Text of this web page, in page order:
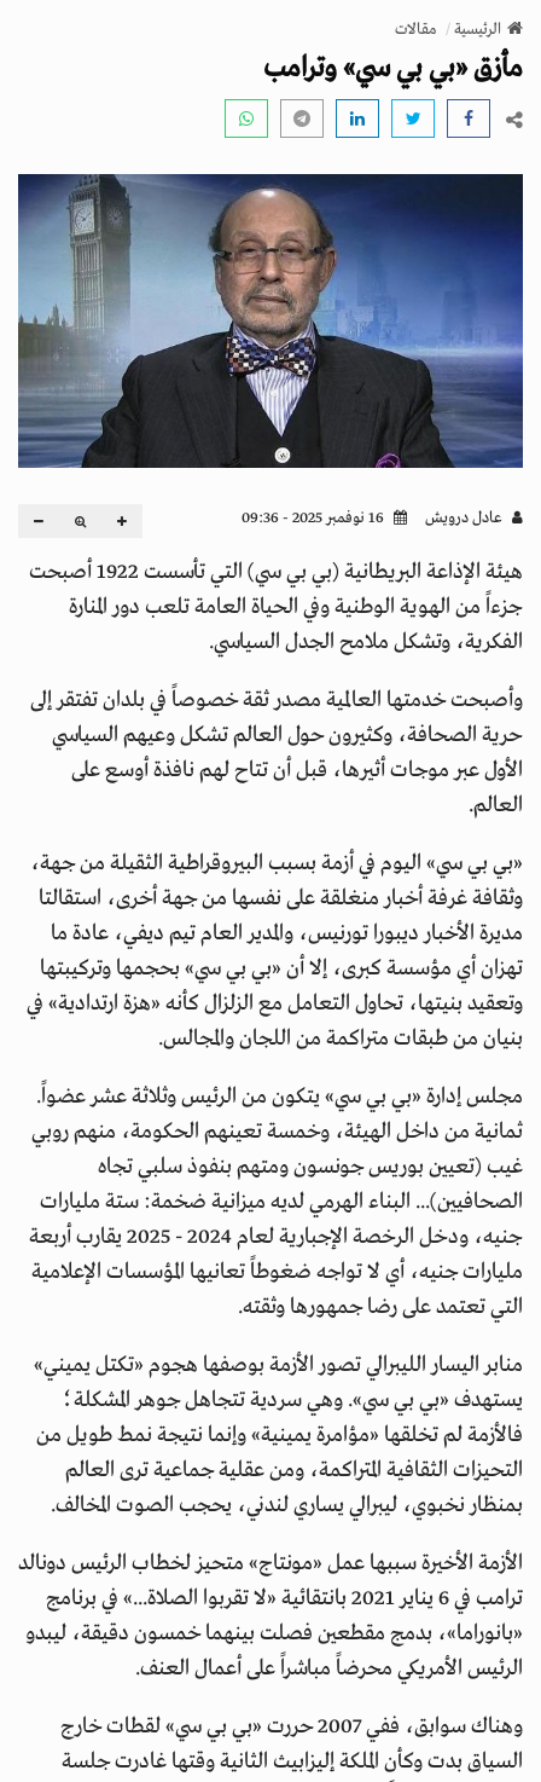
v
i
g
الرئيسية مقالات
مأزق «بي بي سي» وترامب
عادل درويش
هيئة الإذاعة البريطانية (بي بي سي) التي تأسست 1922 أصبحت
جزءاً من الهوية الوطنية وفي الحياة العامة تلعب دور المنارة
الفكرية، وتشكل ملامح الجدل السياسي.
وأصبحت خدمتها العالمية مصدر ثقة خصوصاً في بلدان تفتقر إلى
حرية الصحافة، وكثيرون حول العالم تشكل وعيهم السياسي
الأول عبر موجات أثيرها، قبل أن تتاح لهم نافذة أوسع على
العالم.
«بي بي سي» اليوم في أزمة بسبب البيروقراطية الثقيلة من جهة،
وثقافة غرفة أخبار منغلقة على نفسها من جهة أخرى، استقالتا
مديرة الأخبار ديبورا تورنيس، والمدير العام تيم ديفي، عادة ما
تهزان أي مؤسسة كبرى، إلا أن «بي بي سي» بحجمها وتركيبتها
وتعقيد بنيتها، تحاول التعامل مع الزلزال كأنه «هزة ارتدادية» في
بنيان من طبقات متراكمة من اللجان والمجالس.
مجلس إدارة «بي بي سي» يتكون من الرئيس وثلاثة عشر عضواً.
ثمانية من داخل الهيئة، وخمسة تعينهم الحكومة، منهم روبي
غيب (تعيين بوريس جونسون ومتهم بنفوذ سلبي تجاه
الصحافيين)... البناء الهرمي لديه ميزانية ضخمة: ستة مليارات
جنيه، ودخل الرخصة الإجبارية لعام 2024 - 2025 يقارب أربعة
مليارات جنيه، أي لا تواجه ضغوطاً تعانيها المؤسسات الإعلامية
التي تعتمد على رضا جمهورها وثقته.
منابر اليسار الليبرالي تصور الأزمة بوصفها هجوم «تكتل يميني»
يستهدف «بي بي سي». وهي سردية تتجاهل جوهر المشكلة؛
فالأزمة لم تخلقها «مؤامرة يمينية» وإنما نتيجة نمط طويل من
التحيزات الثقافية المتراكمة، ومن عقلية جماعية ترى العالم
بمنظار نخبوي، ليبرالي يساري لندني، يحجب الصوت المخالف.
الأزمة الأخيرة سببها عمل «مونتاج» متحيز لخطاب الرئيس دونالد
ترامب في 6 يناير 2021 بانتقائية «لا تقربوا الصلاة...» في برنامج
«بانوراما»، بدمج مقطعين فصلت بينهما خمسون دقيقة، ليبدو
الرئيس الأمريكي محرضاً مباشراً على أعمال العنف.
وهناك سوابق، ففي 2007 حررت «بي بي سي» لقطات خارج
السياق بدت وكأن الملكة إليزابيث الثانية وقتها غادرت جلسة